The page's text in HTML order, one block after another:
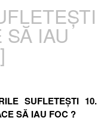
SĂ IAU
SUFLETEȘTI 10.
SĂ IAU FOC ?